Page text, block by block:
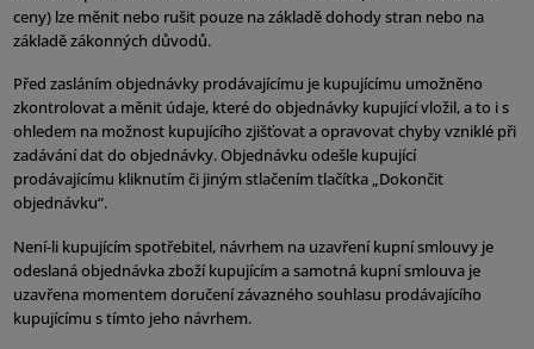
ceny) lze měnit nebo rušit pouze na základě dohody stran nebo na
základě zákonných důvodů.
Před zasláním objednávky prodávajícímu je kupujícímu umožněno
zkontrolovat a měnit údaje, které do objednávky kupující vložil, a to i s
ohledem na možnost kupujícího zjišťovat a opravovat chyby vzniklé při
zadávání dat do objednávky. Objednávku odešle kupující
prodávajícímu kliknutím či jiným stlačením tlačítka „Dokončit
objednávku“.
Není-li kupujícím spotřebitel, návrhem na uzavření kupní smlouvy je
odeslaná objednávka zboží kupujícím a samotná kupní smlouva je
uzavřena momentem doručení závazného souhlasu prodávajícího
kupujícímu s tímto jeho návrhem.